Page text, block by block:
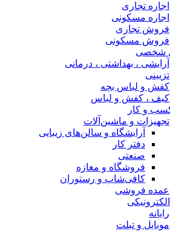
اجاره تجاری
اجاره مسکونی
فروش تجاری
فروش مسکونی
شخصی
آرایشی ، بهداشتی ، درمانی
تزیینی
کفش و لباس بچه
کیف ، کفش و لباس
و کار
تجهیزات و ماشین‌آلات
آرایشگاه و سالن‌های زیبایی
دفتر کار
صنعتی
فروشگاه و مغازه
کافی‌شاپ و رستوران
عمده فروشی
رایانه
موبایل و تبلت